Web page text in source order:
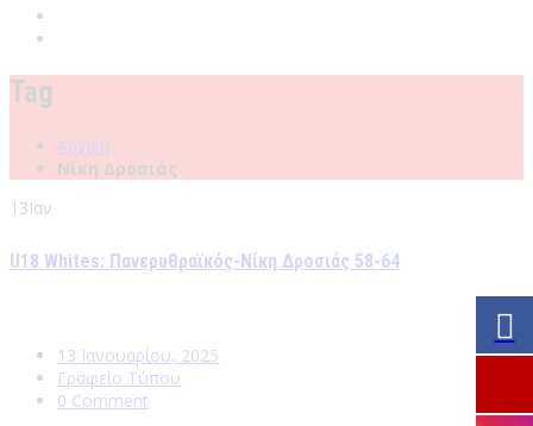
Tag
Αρχική
Νίκη Δροσιάς
13Ιαν
U18 Whites: Πανερυθραϊκός-Νίκη Δροσιάς 58-64
13 Ιανουαρίου, 2025
Γραφείο Τύπου
0 Comment